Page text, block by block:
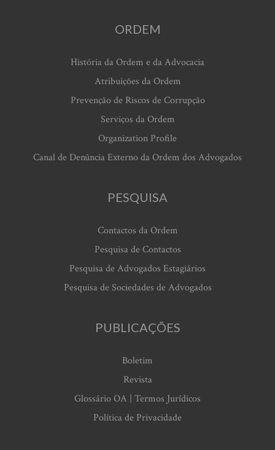
ORDEM
História da Ordem e da Advocacia
Atribuições da Ordem
Prevenção de Riscos de Corrupção
Serviços da Ordem
Organization Profile
Canal de Denúncia Externo da Ordem dos Advogados
PESQUISA
Contactos da Ordem
Pesquisa de Contactos
Pesquisa de Advogados Estagiários
Pesquisa de Sociedades de Advogados
PUBLICAÇÕES
Boletim
Revista
Glossário OA | Termos Jurídicos
Política de Privacidade